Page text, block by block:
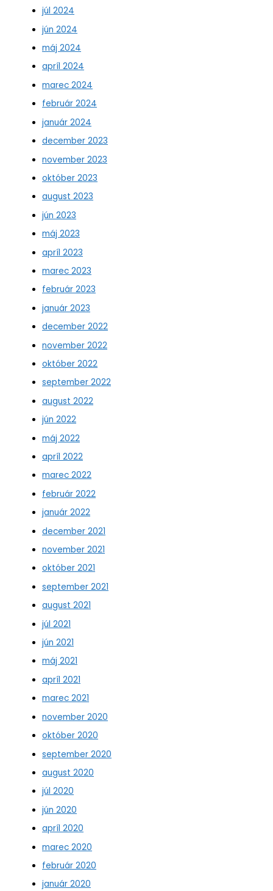
júl 2024
jún 2024
máj 2024
apríl 2024
marec 2024
február 2024
január 2024
december 2023
november 2023
október 2023
august 2023
jún 2023
máj 2023
apríl 2023
marec 2023
február 2023
január 2023
december 2022
november 2022
október 2022
september 2022
august 2022
jún 2022
máj 2022
apríl 2022
marec 2022
február 2022
január 2022
december 2021
november 2021
október 2021
september 2021
august 2021
júl 2021
jún 2021
máj 2021
apríl 2021
marec 2021
november 2020
október 2020
september 2020
august 2020
júl 2020
jún 2020
apríl 2020
marec 2020
február 2020
január 2020